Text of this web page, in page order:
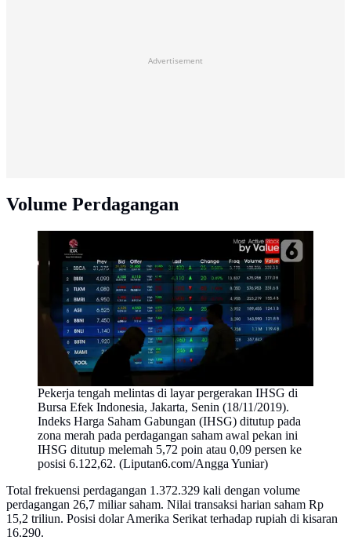
Advertisement
Volume Perdagangan
Pekerja tengah melintas di layar pergerakan IHSG di
Bursa Efek Indonesia, Jakarta, Senin (18/11/2019).
Indeks Harga Saham Gabungan (IHSG) ditutup pada
zona merah pada perdagangan saham awal pekan ini
IHSG ditutup melemah 5,72 poin atau 0,09 persen ke
posisi 6.122,62. (Liputan6.com/Angga Yuniar)
Total frekuensi perdagangan 1.372.329 kali dengan volume
perdagangan 26,7 miliar saham. Nilai transaksi harian saham Rp
15,2 triliun. Posisi dolar Amerika Serikat terhadap rupiah di kisaran
16.290.